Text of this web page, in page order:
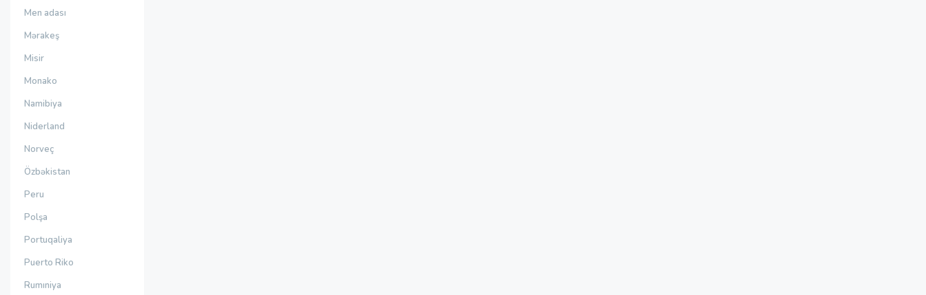
Men adası
Mərakeş
Misir
Monako
Namibiya
Niderland
Norveç
Özbəkistan
Peru
Polşa
Portuqaliya
Puerto Riko
Rumıniya